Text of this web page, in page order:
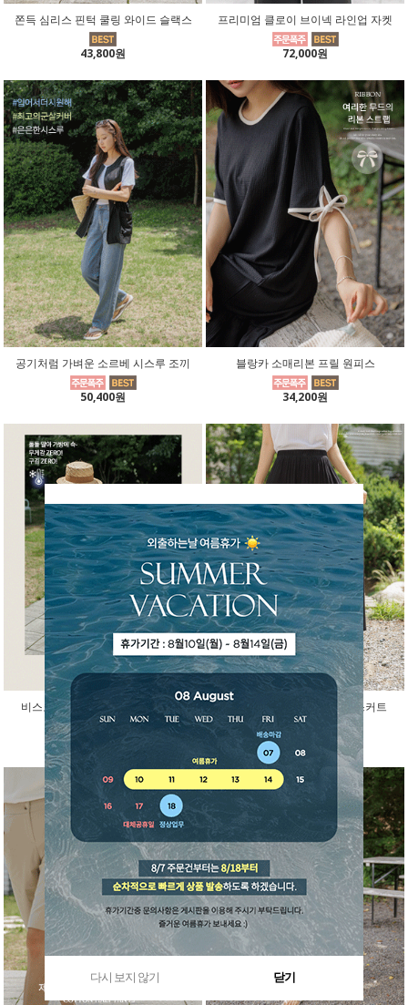
쫀득 심리스 핀턱 쿨링 와이드 슬랙스
43,800원
프리미엄 클로이 브이넥 라인업 자켓
72,000원
공기처럼 가벼운 소르베 시스루 조끼
50,400원
블랑카 소매리본 프릴 원피스
34,200원
비스코스 인견 아이스 반팔 가디건
45,000원
걸을때마다 예쁜 말랑 밴딩 스커트
다시 보지 않기 닫기